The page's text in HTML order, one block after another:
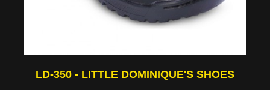
LD-350 - LITTLE DOMINIQUE'S SHOES